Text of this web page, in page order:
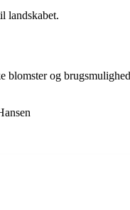
landskabet.
og